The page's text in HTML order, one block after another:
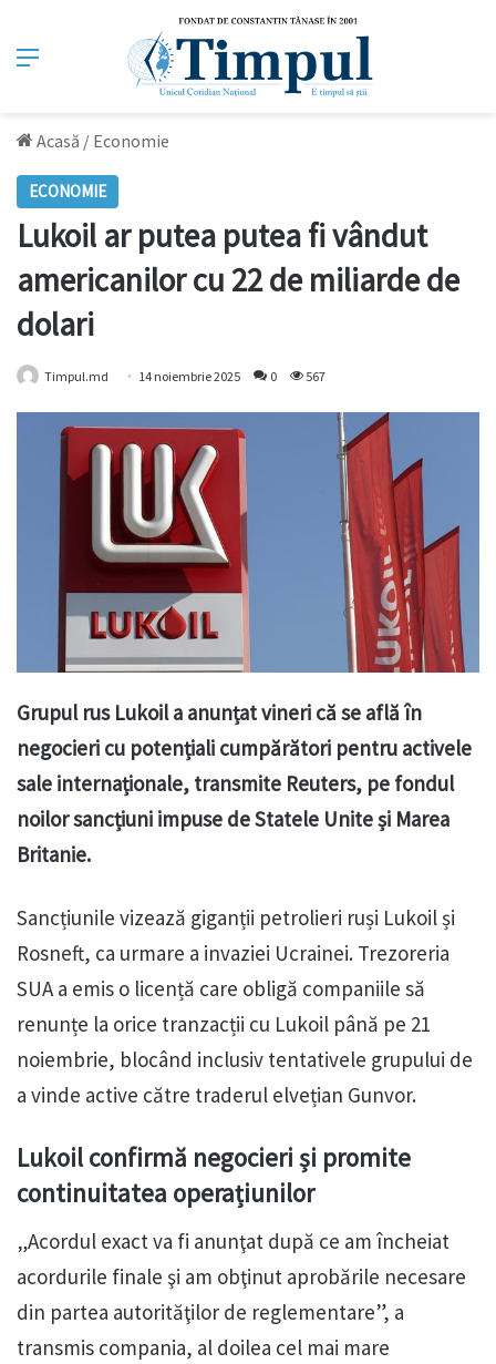
Meniu
Acasă / Economie
ECONOMIE
Lukoil ar putea putea fi vândut
americanilor cu 22 de miliarde de
dolari
Timpul.md 14 noiembrie 2025 0 567
Grupul rus Lukoil a anunțat vineri că se află în
negocieri cu potențiali cumpărători pentru activele
sale internaționale, transmite Reuters, pe fondul
noilor sancțiuni impuse de Statele Unite și Marea
Britanie.
Sancțiunile vizează giganții petrolieri ruși Lukoil și
Rosneft, ca urmare a invaziei Ucrainei. Trezoreria
SUA a emis o licență care obligă companiile să
renunțe la orice tranzacții cu Lukoil până pe 21
noiembrie, blocând inclusiv tentativele grupului de
a vinde active către traderul elvețian Gunvor.
Lukoil confirmă negocieri și promite
continuitatea operațiunilor
„Acordul exact va fi anunţat după ce am încheiat
acordurile finale şi am obţinut aprobările necesare
din partea autorităţilor de reglementare”, a
transmis compania, al doilea cel mai mare